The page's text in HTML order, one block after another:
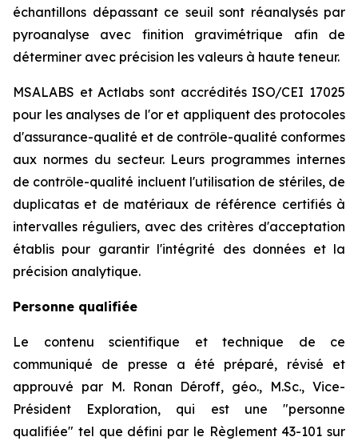
échantillons dépassant ce seuil sont réanalysés par
pyroanalyse avec finition gravimétrique afin de
déterminer avec précision les valeurs à haute teneur.
MSALABS et Actlabs sont accrédités ISO/CEI 17025
pour les analyses de l'or et appliquent des protocoles
d'assurance-qualité et de contrôle-qualité conformes
aux normes du secteur. Leurs programmes internes
de contrôle-qualité incluent l'utilisation de stériles, de
duplicatas et de matériaux de référence certifiés à
intervalles réguliers, avec des critères d'acceptation
établis pour garantir l'intégrité des données et la
précision analytique.
Personne qualifiée
Le contenu scientifique et technique de ce
communiqué de presse a été préparé, révisé et
approuvé par M. Ronan Déroff, géo., M.Sc., Vice-
Président Exploration, qui est une ″personne
qualifiée″ tel que défini par le Règlement 43-101 sur